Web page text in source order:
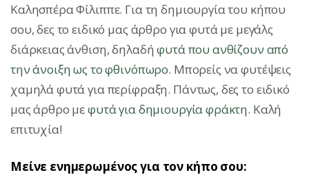
Καλησπέρα Φίλιππε. Για τη δημιουργία του κήπου
σου, δες το ειδικό μας άρθρο για φυτά με μεγάλς
διάρκειας άνθιση, δηλαδήφυτά που ανθίζουν από
την άνοιξη ως το φθινόπωρο. Μπορείς να φυτέψεις
χαμηλά φυτά για περίφραξη. Πάντως, δες το ειδικό
μας άρθρο μεφυτά για δημιουργία φράκτη. Καλή
επιτυχία!
Μείνε ενημερωμένος για τον κήπο σου: